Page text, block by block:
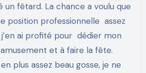
position professionnelle assez
ai profité pour dédier mon
et à faire la fête.
plus assez beau gosse, je ne